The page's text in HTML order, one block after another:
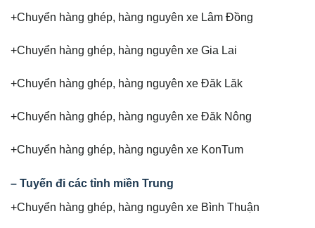
+Chuyển hàng ghép, hàng nguyên xe Lâm Đồng
+Chuyển hàng ghép, hàng nguyên xe Gia Lai
+Chuyển hàng ghép, hàng nguyên xe Đăk Lăk
+Chuyển hàng ghép, hàng nguyên xe Đăk Nông
+Chuyển hàng ghép, hàng nguyên xe KonTum
– Tuyến đi các tỉnh miền Trung
+Chuyển hàng ghép, hàng nguyên xe Bình Thuận